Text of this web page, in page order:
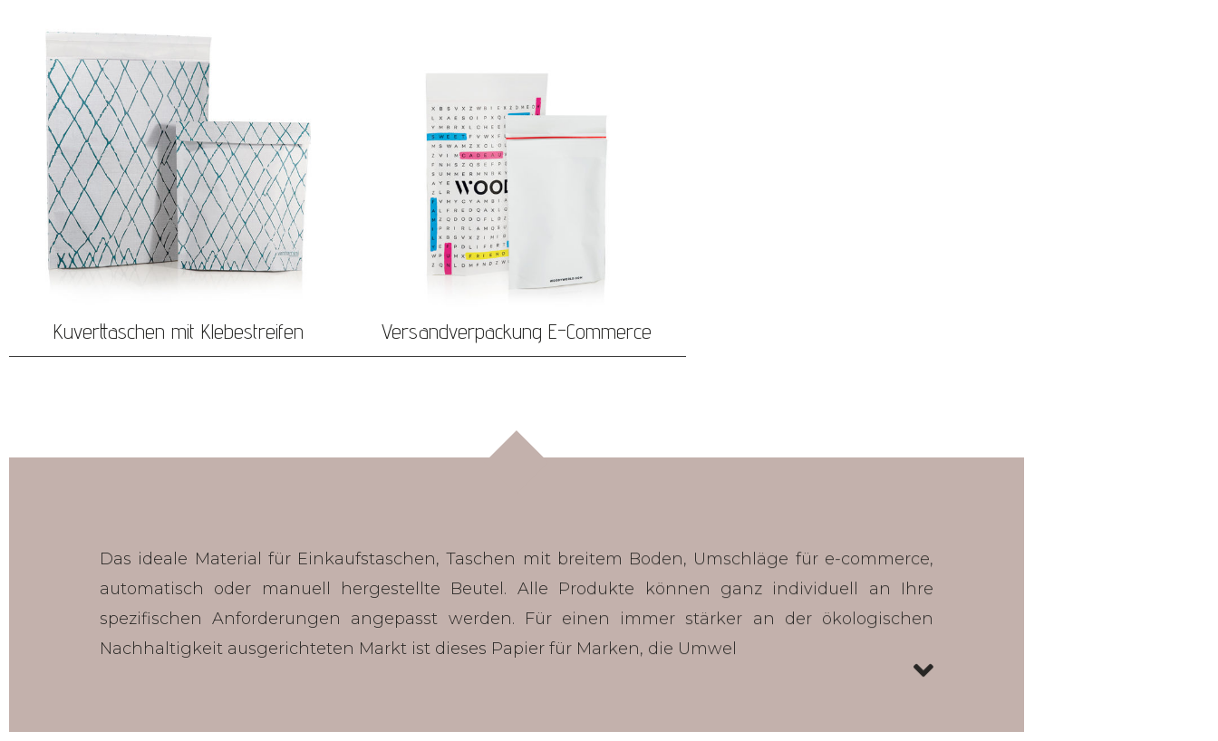
Kuverttaschen mit Klebestreifen Versandverpackung E-Commerce
Das ideale Material für Einkaufstaschen, Taschen mit breitem Boden, Umschläge für e-commerce,
automatisch oder manuell hergestellte Beutel. Alle Produkte können ganz individuell an Ihre
spezifischen Anforderungen angepasst werden. Für einen immer stärker an der ökologischen
Nachhaltigkeit ausgerichteten Markt ist dieses Papier für Marken, die Umwel